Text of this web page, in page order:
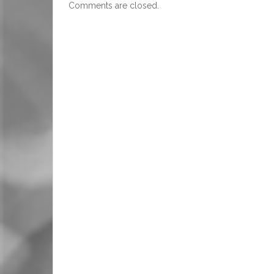
Comments are closed.